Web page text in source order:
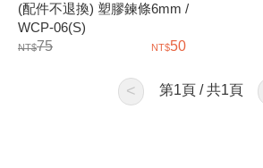
(配件不退換) 塑膠鍊條6mm /
WCP-06(S)
75
50
< 第1頁 / 共1頁